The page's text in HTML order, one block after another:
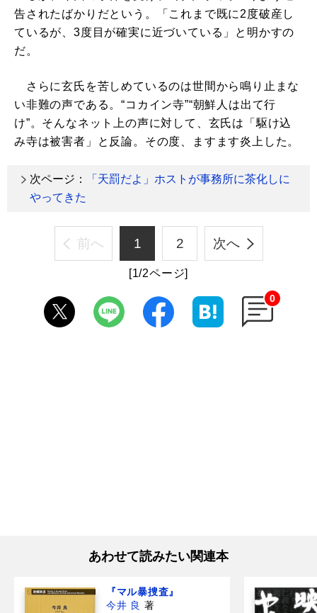
告されたばかりだという。「これまで既に2度破産し
ているが、3度目が確実に近づいている」と明かすの
だ。
さらに玄氏を苦しめているのは世間から鳴り止まな
い非難の声である。“コカイン寺”“朝鮮人は出て行
け”。そんなネット上の声に対して、玄氏は「駆け込
み寺は被害者」と反論。その度、ますます炎上した。
次ページ：
「天罰だよ」ホストが事務所に茶化しに
やってきた
前へ 1 2 次へ
[1/2ページ]
0
あわせて読みたい関連本
『マル暴捜査』
今井 良 著